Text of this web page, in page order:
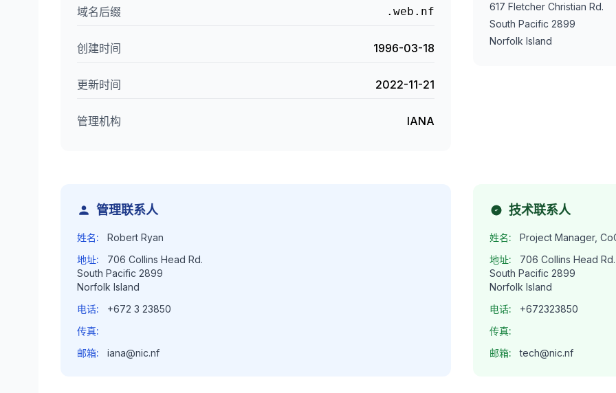
域名后缀 .web.nf
创建时间 1996-03-18
更新时间 2022-11-21
管理机构 IANA
617 Fletcher Christian Rd.
South Pacific 2899
Norfolk Island
管理联系人
姓名:
Robert Ryan
地址:
706 Collins Head Rd.
South Pacific 2899
Norfolk Island
电话:
+672 3 23850
传真:
邮箱:
iana@nic.nf
技术联系人
姓名:
Project Manager,
地址:
706 Collins Head Rd.
South Pacific 2899
Norfolk Island
电话:
+672323850
传真:
邮箱:
tech@nic.nf